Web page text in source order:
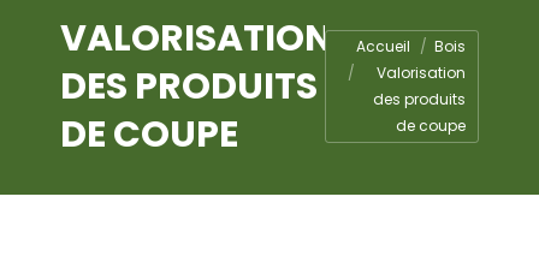
VALORISATION
DES PRODUITS
DE COUPE
Vous êtes ici :
Accueil
Bois
Valorisation
des produits
de coupe